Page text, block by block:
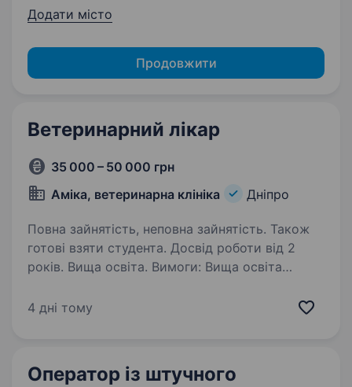
Додати місто
Продовжити
Ветеринарний лікар
35 000 – 50 000 грн
Аміка, ветеринарна клініка
Дніпро
Повна зайнятість, неповна зайнятість. Також
готові взяти студента. Досвід роботи від 2
років. Вища освіта. Вимоги: Вища освіта
роботи з дрібними тваринами (від 2х років)
4 дні тому
Оператор із штучного